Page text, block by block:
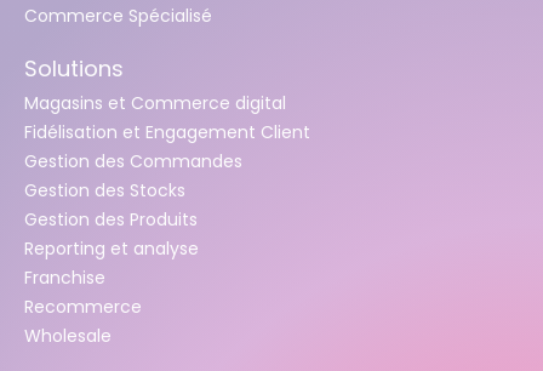
Commerce Spécialisé
Solutions
Magasins et Commerce digital
Fidélisation et Engagement Client
Gestion des Commandes
Gestion des Stocks
Gestion des Produits
Reporting et analyse
Franchise
Recommerce
Wholesale